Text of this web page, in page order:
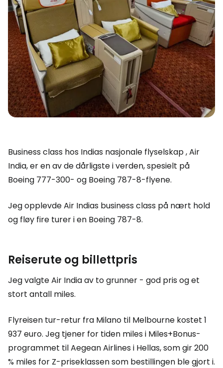
Business class hos Indias nasjonale flyselskap , Air
India, er en av de dårligste i verden, spesielt på
Boeing 777-300- og Boeing 787-8-flyene.
Jeg opplevde Air Indias business class på nært hold
og fløy fire turer i en Boeing 787-8.
Reiserute og billettpris
Jeg valgte Air India av to grunner - god pris og et
stort antall miles.
Flyreisen tur-retur fra Milano til Melbourne kostet 1
937 euro. Jeg tjener for tiden miles i Miles+Bonus-
programmet til Aegean Airlines i Hellas, som gir 200
% miles for Z-priseklassen som bestillingen ble gjort i.